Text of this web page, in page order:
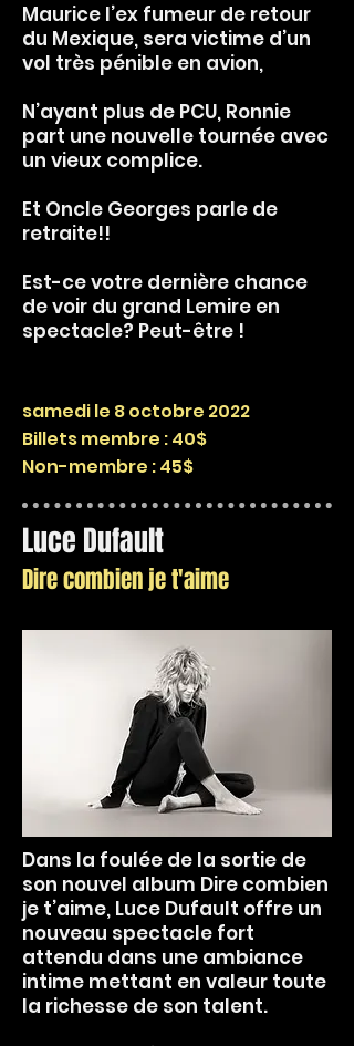
Maurice l’ex fumeur de retour
du Mexique, sera victime d’un
vol très pénible en avion,
N’ayant plus de PCU, Ronnie
part une nouvelle tournée avec
un vieux complice.
Et Oncle Georges parle de
retraite!!
Est-ce votre dernière chance
de voir du grand Lemire en
spectacle? Peut-être !
samedi le 8 octobre 2022
Billets membre : 40$
Non-membre : 45$
Luce Dufault
Dire combien je t'aime
Dans la foulée de la sortie de
son nouvel album Dire combien
je t’aime, Luce Dufault offre un
nouveau spectacle fort
attendu dans une ambiance
intime mettant en valeur toute
la richesse de son talent.